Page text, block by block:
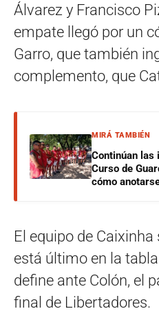
Álvarez y Francisco
empate llegó por un
Garro, que también
complemento, que
MIRÁ TAMBIÉN
Continúan las
Curso de
cómo
El equipo de
está último en la
define ante Colón, el
final de Libertadores.